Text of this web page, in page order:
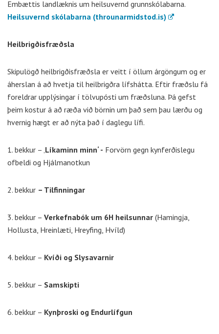
Embættis landlæknis um heilsuvernd grunnskólabarna.
Heilsuvernd skólabarna (throunarmidstod.is)
Heilbrigðisfræðsla
Skipulögð heilbrigðisfræðsla er veitt í öllum árgöngum og er
áherslan á að hvetja til heilbrigðra lífshátta. Eftir fræðslu fá
foreldrar upplýsingar í tölvupósti um fræðsluna. Þá gefst
þeim kostur á að ræða við börnin um það sem þau lærðu og
hvernig hægt er að nýta það í daglegu lífi.
1. bekkur – ‚Líkaminn minn‘ - Forvörn gegn kynferðislegu
ofbeldi og Hjálmanotkun
2. bekkur – Tilfinningar
3. bekkur – Verkefnabók um 6H heilsunnar (Hamingja,
Hollusta, Hreinlæti, Hreyfing, Hvíld)
4. bekkur – Kvíði og Slysavarnir
5. bekkur – Samskipti
6. bekkur – Kynþroski og Endurlífgun